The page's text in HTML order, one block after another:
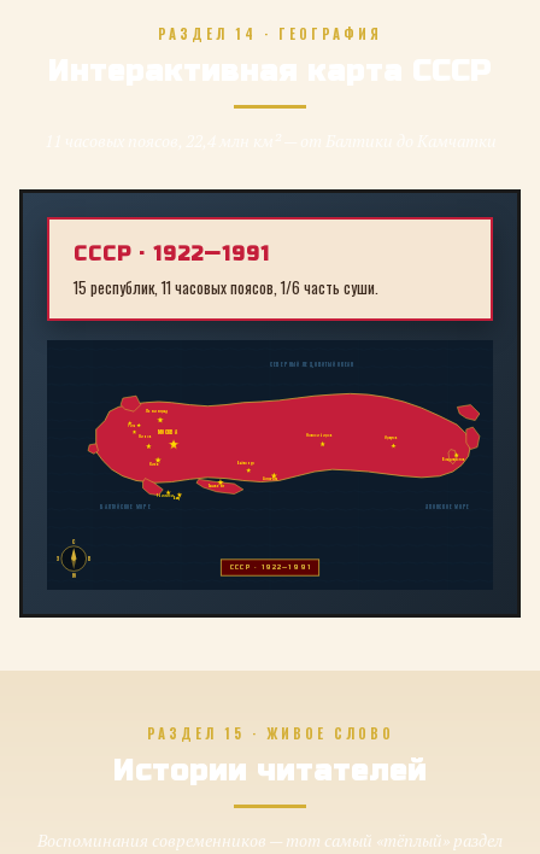
РАЗДЕЛ 14 · ГЕОГРАФИЯ
Интерактивная карта СССР
СССР · 1922—1991
15 республик, 11 часовых поясов, 1/6 часть суши.
МОСКВА
Ленинград
Киев
Минск
Ташкент
Алма-Ата
Байконур
Новосибирск Иркутск
Владивосток
ТбилисиБаку
Рига
С
Ю
З
В
СССР · 1922—1991
БАЛТИЙСКОЕ МОРЕ
СЕВЕРНЫЙ ЛЕДОВИТЫЙ ОКЕАН
ЯПОНСКОЕ МОРЕ
РАЗДЕЛ 15 · ЖИВОЕ СЛОВО
Истории читателей
Воспоминания современников — тот самый «тёплый» раздел